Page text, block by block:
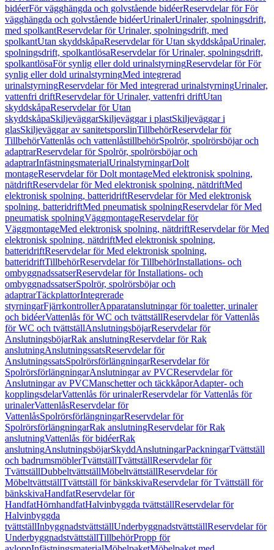
bidéerFör vägghängda och golvstående bidéerReservdelar för För
vägghängda och golvstående bidéerUrinalerUrinaler, spolningsdrift,
med spolkantReservdelar för Urinaler, spolningsdrift, med
spolkantUtan skyddskåpaReservdelar för Utan skyddskåpaUrinaler,
spolningsdrift, spolkantlösaReservdelar för Urinaler, spolningsdrift,
spolkantlösaFör synlig eller dold urinalstyrningReservdelar för För
synlig eller dold urinalstyrningMed integrerad
urinalstyrningReservdelar för Med integrerad urinalstyrningUrinaler,
vattenfri driftReservdelar för Urinaler, vattenfri driftUtan
skyddskåpaReservdelar för Utan
skyddskåpaSkiljeväggarSkiljeväggar i plastSkiljeväggar i
glasSkiljeväggar av sanitetsporslinTillbehörReservdelar för
TillbehörVattenlås och vattenlåstillbehörSpolrör, spolrörsböjar och
adaptrarReservdelar för Spolrör, spolrörsböjar och
adaptrarInfästningsmaterialUrinalstyrningarDolt
montageReservdelar för Dolt montageMed elektronisk spolning,
nätdriftReservdelar för Med elektronisk spolning, nätdriftMed
elektronisk spolning, batteridriftReservdelar för Med elektronisk
spolning, batteridriftMed pneumatisk spolningReservdelar för Med
pneumatisk spolningVäggmontageReservdelar för
VäggmontageMed elektronisk spolning, nätdriftReservdelar för Med
elektronisk spolning, nätdriftMed elektronisk spolning,
batteridriftReservdelar för Med elektronisk spolning,
batteridriftTillbehörReservdelar för TillbehörInstallations- och
ombyggnadssatserReservdelar för Installations- och
ombyggnadssatserSpolrör, spolrörsböjar och
adaptrarTäckplattorIntegrerade
styrningarFjärrkontrollerApparatanslutningar för toaletter, urinaler
och bidéerVattenlås för WC och tvättställReservdelar för Vattenlås
för WC och tvättställAnslutningsböjarReservdelar för
AnslutningsböjarRak anslutningReservdelar för Rak
anslutningAnslutningssatsReservdelar för
AnslutningssatsSpolrörsförlängningarReservdelar för
SpolrörsförlängningarAnslutningar av PVCReservdelar för
Anslutningar av PVCManschetter och täckkåporAdapter- och
kopplingsdelarVattenlås för urinalerReservdelar för Vattenlås för
urinalerVattenlåsReservdelar för
VattenlåsSpolrörsförlängningarReservdelar för
SpolrörsförlängningarRak anslutningReservdelar för Rak
anslutningVattenlås för bidéerRak
anslutningAnslutningsböjarSkyddAnslutningarPackningarTvättställ
och badrumsmöblerTvättställTvättställReservdelar för
TvättställDubbeltvättställMöbeltvättställReservdelar för
MöbeltvättställTvättställ för bänkskivaReservdelar för Tvättställ för
bänkskivaHandfatReservdelar för
HandfatHörnhandfatHalvinbyggda tvättställReservdelar för
Halvinbyggda
tvättställInbyggnadstvättställUnderbyggnadstvättställReservdelar för
UnderbyggnadstvättställTillbehörPropp för